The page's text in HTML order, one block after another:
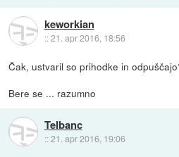
keworkian
::21. apr 2016, 18:56
Čak, ustvaril so prihodke in
Bere se ... razumno
Telbanc
::21. apr 2016, 19:06